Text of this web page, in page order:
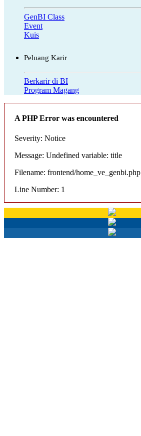
GenBI Class
Event
Kuis
Peluang Karir
Berkarir di BI
Program Magang
A PHP Error was encountered
Severity: Notice
Message: Undefined variable: title
Filename: frontend/home_ve_genbi.php
Line Number: 1